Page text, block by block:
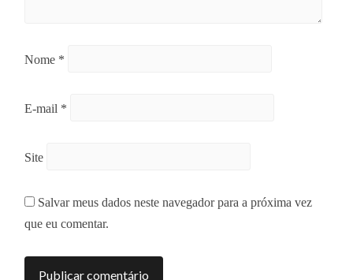
Nome *
E-mail *
Site
Salvar meus dados neste navegador para a próxima vez
que eu comentar.